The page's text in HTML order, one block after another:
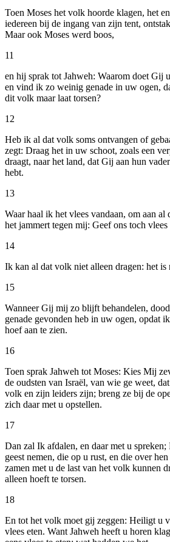
Toen Moses het volk hoorde klagen, het
iedereen bij de ingang van zijn tent,
Maar ook Moses werd boos,
11
en hij sprak tot Jahweh: Waarom doet Gij
en vind ik zo weinig genade in uw ogen,
dit volk maar laat torsen?
12
Heb ik al dat volk soms ontvangen of
zegt: Draag het in uw schoot, zoals een
draagt, naar het land, dat Gij aan hun
hebt.
13
Waar haal ik het vlees vandaan, om aan
het jammert tegen mij: Geef ons toch vlees
14
Ik kan al dat volk niet alleen dragen: het is
15
Wanneer Gij mij zo blijft behandelen,
genade gevonden heb in uw ogen, opdat
hoef aan te zien.
16
Toen sprak Jahweh tot Moses: Kies Mij
de oudsten van Israël, van wie ge weet,
volk en zijn leiders zijn; breng ze bij de
zich daar met u opstellen.
17
Dan zal Ik afdalen, en daar met u spreken;
geest nemen, die op u rust, en die over
zamen met u de last van het volk kunnen
alleen hoeft te torsen.
18
En tot het volk moet gij zeggen: Heiligt u
vlees eten. Want Jahweh heeft u horen